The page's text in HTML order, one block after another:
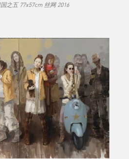
之五 77x57cm 丝网 2016